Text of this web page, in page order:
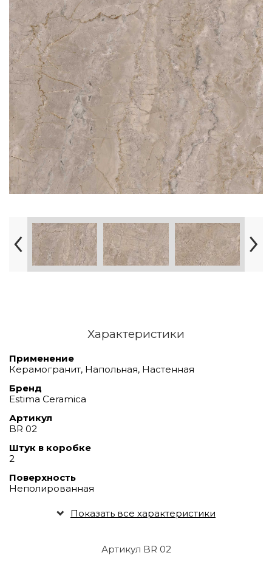
Артикул BR 02
Характеристики
Применение
Керамогранит, Напольная, Настенная
Бренд
Estima Ceramica
Артикул
BR 02
Штук в коробке
2
Поверхность
Неполированная
Показать все характеристики